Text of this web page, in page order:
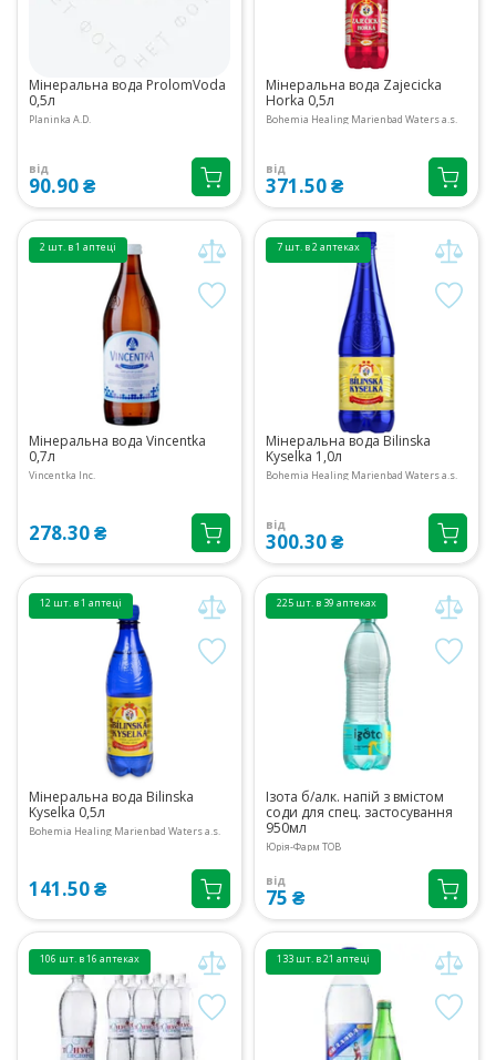
Мінеральна вода ProlomVoda
0,5л
Planinka A.D.
від
90.90 ₴
Мінеральна вода Zajecicka
Horka 0,5л
Bohemia Healing Marienbad Waters a.s.
від
371.50 ₴
2 шт. в 1 аптеці
Мінеральна вода Vincentka
0,7л
Vincentka Inc.
278.30 ₴
7 шт. в 2 аптеках
Мінеральна вода Bilinska
Kyselka 1,0л
Bohemia Healing Marienbad Waters a.s.
від
300.30 ₴
12 шт. в 1 аптеці
Мінеральна вода Bilinska
Kyselka 0,5л
Bohemia Healing Marienbad Waters a.s.
141.50 ₴
225 шт. в 39 аптеках
Ізота б/алк. напій з вмістом
соди для спец. застосування
950мл
Юрія-Фарм ТОВ
від
75 ₴
106 шт. в 16 аптеках 133 шт. в 21 аптеці